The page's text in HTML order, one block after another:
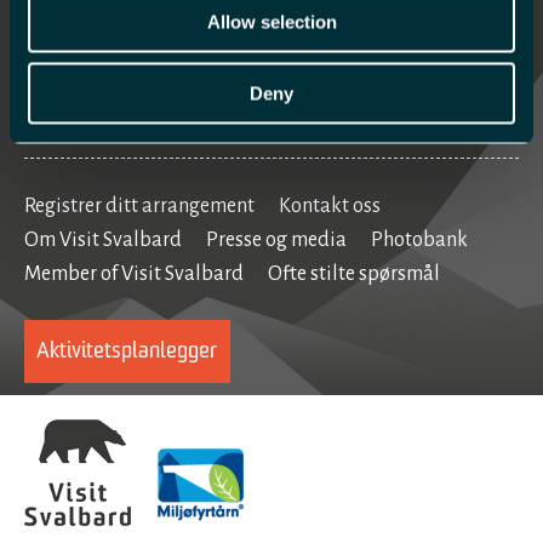
Allow selection
Deny
Se og gjøre
Home
Registrer ditt arrangement
Kontakt oss
Om Visit Svalbard
Presse og media
Photobank
Member of Visit Svalbard
Ofte stilte spørsmål
Aktivitetsplanlegger